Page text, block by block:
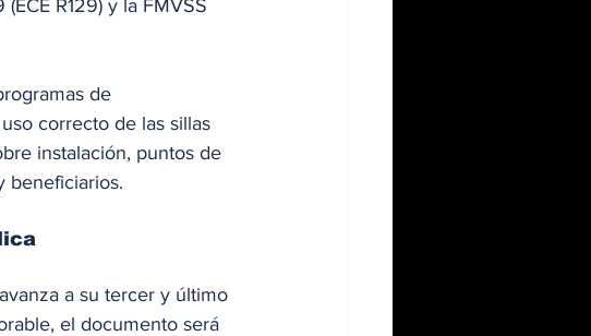
R129) y la FMVSS
de
correcto de las sillas
instalación, puntos de
beneficiarios.
a su tercer y último
el documento será